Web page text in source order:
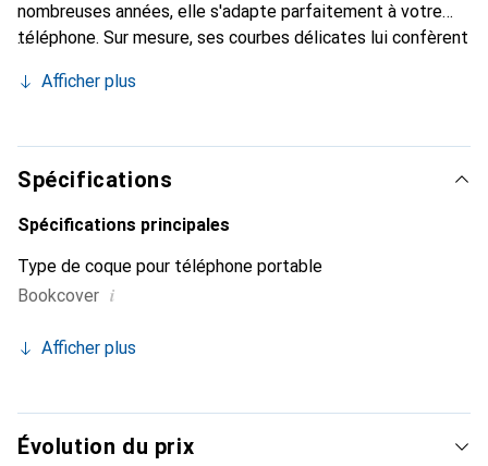
nombreuses années, elle s'adapte parfaitement à votre
téléphone. Sur mesure, ses courbes délicates lui confèrent
et indispensable pour votre smartphone. Reconnaît
marque Noreve est un choix sûr pour une clientèle
exigeante.
Afficher plus
Spécifications
Spécifications principales
Type de coque pour téléphone portable
Bookcover i
Afficher plus
Évolution du prix